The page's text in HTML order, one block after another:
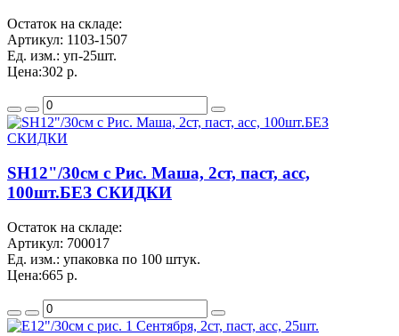
Остаток на складе:
Артикул: 1103-1507
Ед. изм.: уп-25шт.
Цена:302 р.
SH12"/30см с Рис. Маша, 2ст, паст, асс,
100шт.БЕЗ СКИДКИ
Остаток на складе:
Артикул: 700017
Ед. изм.: упаковка по 100 штук.
Цена:665 р.